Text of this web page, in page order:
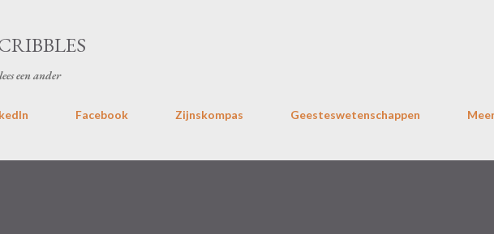
een ander
Facebook Zijnskompas Geesteswetenschappen